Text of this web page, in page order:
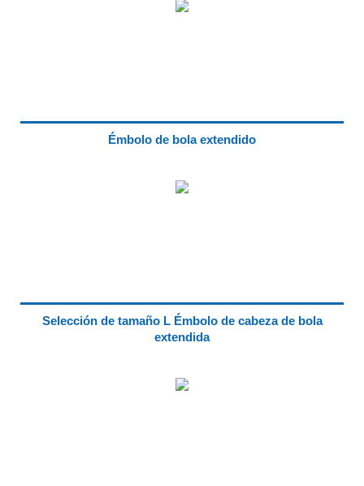
Émbolo de bola extendido
Selección de tamaño L Émbolo de cabeza de bola
extendida